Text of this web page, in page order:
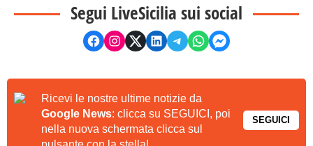
Segui LiveSicilia sui social
Ricevi le nostre ultime notizie da
Google News: clicca su SEGUICI, poi
nella nuova schermata clicca sul
SEGUICI